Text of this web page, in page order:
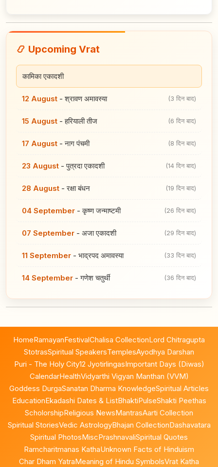
📿 Upcoming Vrat
कामिका एकादशी
12 August -श्रावण अमावस्या (3 दिन बाद)
15 August -हरियाली तीज (6 दिन बाद)
17 August -नाग पंचमी (8 दिन बाद)
23 August -पुत्रदा एकादशी (14 दिन बाद)
28 August -रक्षा बंधन (19 दिन बाद)
04 September -कृष्ण जन्माष्टमी (26 दिन बाद)
07 September - अजा एकादशी (29 दिन बाद)
11 September - भाद्रपद अमावस्या (33 दिन बाद)
14 September -गणेश चतुर्थी (36 दिन बाद)
HomeRamayanFestivalChalisa CollectionLord Chitragupta
StotrasSpiritual SpeakersTemplesAyodhya Darshan
Puri - The Holy City12 JyotirlingasImportant Days (Diwas)
CalendarHealthVidyarthi Vigyan Manthan (VVM)
Goddess DurgaSanatan Dharma KnowledgeSpiritual Articles
EducationEkadashi Dates & ListBhaktiPulseShakti Peethas
ScholorshipReligious NewsMantrasAarti Collection
Spiritual StoriesVedic AstrologyBhajan CollectionDashavatara
Spiritual PhotosMiscPrashnavaliSpiritual Quotes
Ramcharitmanas KathaUnknown Facts of Hinduism
Char Dham YatraMeaning of Hindu SymbolsVrat Katha